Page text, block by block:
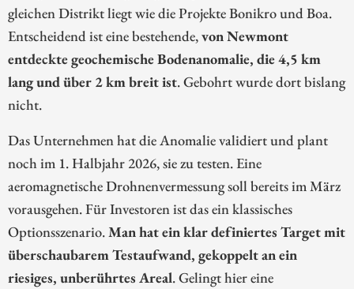
gleichen Distrikt liegt wie die Projekte Bonikro und Boa.
Entscheidend ist eine bestehende,von Newmont
entdeckte geochemische Bodenanomalie, die 4,5 km
lang und über 2 km breit ist. Gebohrt wurde dort bislang
nicht.
Das Unternehmen hat die Anomalie validiert und plant
noch im 1. Halbjahr 2026, sie zu testen. Eine
aeromagnetische Drohnenvermessung soll bereits im März
vorausgehen. Für Investoren ist das ein klassisches
Optionsszenario. Man hat ein klar definiertes Target mit
überschaubarem Testaufwand, gekoppelt an ein
riesiges, unberührtes Areal. Gelingt hier eine